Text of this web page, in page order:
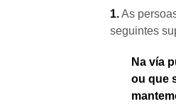
1.As
seguintes
Na vía
ou que